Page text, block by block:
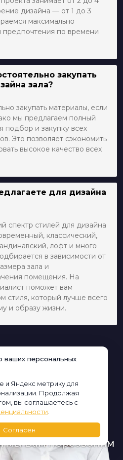
дизайна — от 1 до 3
максимально
предпочтения по времени
закупать
зала?
закупать материалы, если
мы предлагаем полный
подбор и закупку всех
Это позволяет сэкономить
высокое качество всех
для дизайна
спектр стилей для дизайна
классический,
лофт и много
в зависимости от
зала и
помещения. На
поможет вам
стиля, который лучше всего
и образу жизни.
мы Вам перезвоним
ваших персональных
и Яндекс метрику для
Продолжая
вы соглашаетесь с
Согласен